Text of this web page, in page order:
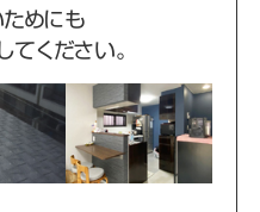
めにも
てください。